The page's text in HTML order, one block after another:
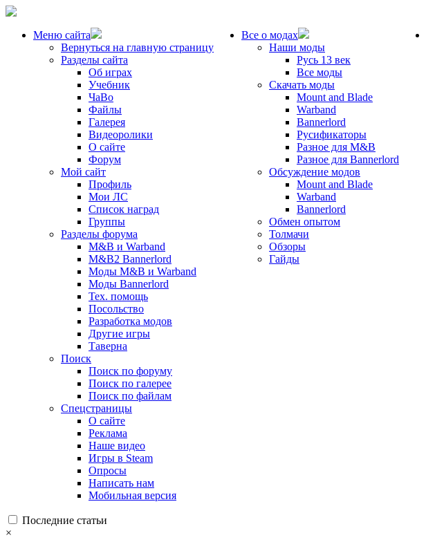
Меню сайта
Вернуться на главную страницу
Разделы сайта
Об играх
Учебник
ЧаВо
Файлы
Галерея
Видеоролики
О сайте
Форум
Мой сайт
Профиль
Мои ЛС
Список наград
Группы
Разделы форума
M&B и Warband
M&B2 Bannerlord
Моды M&B и Warband
Моды Bannerlord
Тех. помощь
Посольство
Разработка модов
Другие игры
Таверна
Поиск
Поиск по форуму
Поиск по галерее
Поиск по файлам
Спецстраницы
О сайте
Реклама
Наше видео
Игры в Steam
Опросы
Написать нам
Мобильная версия
Все о модах
Наши моды
Русь 13 век
Все моды
Скачать моды
Mount and Blade
Warband
Bannerlord
Русификаторы
Разное для M&B
Разное для Bannerlord
Обсуждение модов
Mount and Blade
Warband
Bannerlord
Обмен опытом
Толмачи
Обзоры
Гайды
Последние статьи
×